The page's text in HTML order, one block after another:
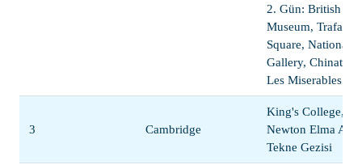
2. Gün: British
Museum, Trafalgar
Square, National
Gallery,
Les Miserables
3 Cambridge
King's College,
Newton Elma
Tekne Gezisi